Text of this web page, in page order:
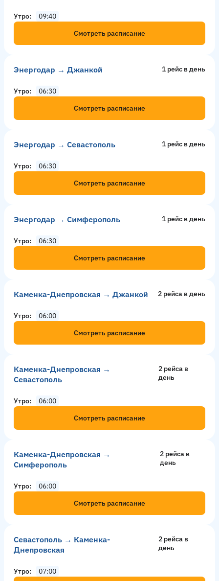
Утро
09:40
Смотреть расписание
Энергодар → Джанкой 1 рейс в день
Утро
06:30
Смотреть расписание
Энергодар → Севастополь 1 рейс в день
Утро
06:30
Смотреть расписание
Энергодар → Симферополь 1 рейс в день
Утро
06:30
Смотреть расписание
Каменка-Днепровская → Джанкой 2 рейсa в день
Утро
06:00
Смотреть расписание
Каменка-Днепровская →
Севастополь
2 рейсa в
день
Утро
06:00
Смотреть расписание
Каменка-Днепровская →
Симферополь
2 рейсa в
день
Утро
06:00
Смотреть расписание
Севастополь → Каменка-
Днепровская
2 рейсa в
день
Утро 07:00